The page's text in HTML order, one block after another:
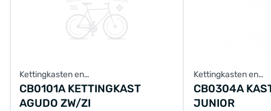
Kettingkasten en
achterbrugbescherming
CB0101A KETTINGKAST
AGUDO ZW/ZI
Kettingkasten en
CB0304A
JUNIOR